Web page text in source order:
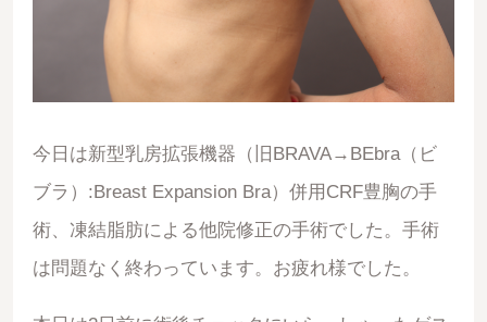
今日は新型乳房拡張機器（旧BRAVA→BEbra（ビ
ブラ）:Breast Expansion Bra）併用CRF豊胸の手
術、凍結脂肪による他院修正の手術でした。手術
は問題なく終わっています。お疲れ様でした。